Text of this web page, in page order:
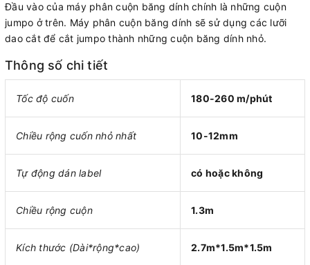
Đầu vào của máy phân cuộn băng dính chính là những cuộn
jumpo ở trên. Máy phân cuộn băng dính sẽ sử dụng các lưỡi
dao cắt để cắt jumpo thành những cuộn băng dính nhỏ.
Thông số chi tiết
Tốc độ cuốn 180-260 m/phút
Chiều rộng cuốn nhỏ nhất 10-12mm
Tự động dán label có hoặc không
Chiều rộng cuộn 1.3m
Kích thước (Dài*rộng*cao) 2.7m*1.5m*1.5m